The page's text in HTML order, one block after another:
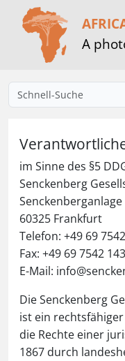
A
im Sinne des §5
Senckenberg
Senckenberganlage
60325 Frankfurt
Telefon: +49 69
Fax: +49 69 7542
E-Mail:
Die Senckenberg
ist ein rechtsfähiger
die Rechte einer
1867 durch